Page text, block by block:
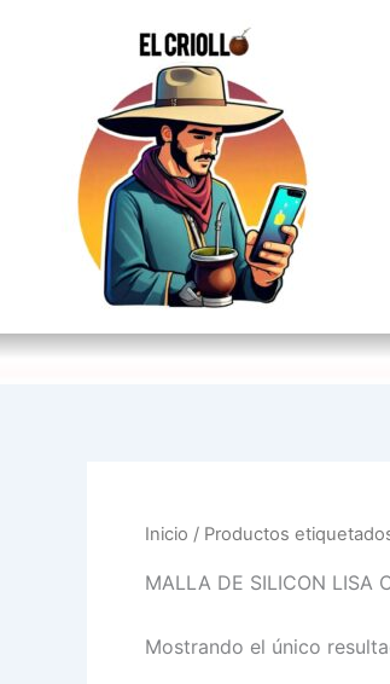
Inicio / Productos etiquetados
MALLA DE SILICON LISA
Mostrando el único